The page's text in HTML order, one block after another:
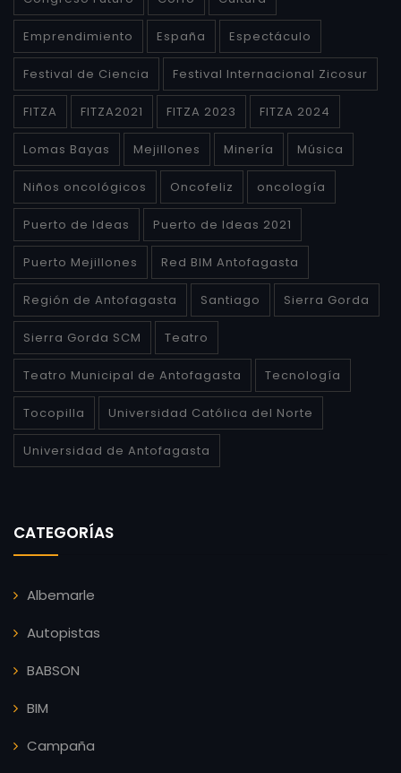
Emprendimiento España Espectáculo
Festival de Ciencia Festival Internacional Zicosur
FITZA FITZA2021 FITZA 2023 FITZA 2024
Lomas Bayas Mejillones Minería Música
Niños oncológicos Oncofeliz oncología
Puerto de Ideas Puerto de Ideas 2021
Puerto Mejillones Red BIM Antofagasta
Región de Antofagasta Santiago Sierra Gorda
Sierra Gorda SCM Teatro
Teatro Municipal de Antofagasta Tecnología
Tocopilla Universidad Católica del Norte
Universidad de Antofagasta
CATEGORÍAS
Albemarle
Autopistas
BABSON
BIM
Campaña